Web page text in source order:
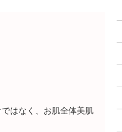
はなく、お肌全体美肌